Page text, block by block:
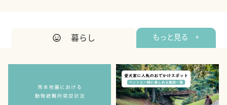
暮らし もっと見る +